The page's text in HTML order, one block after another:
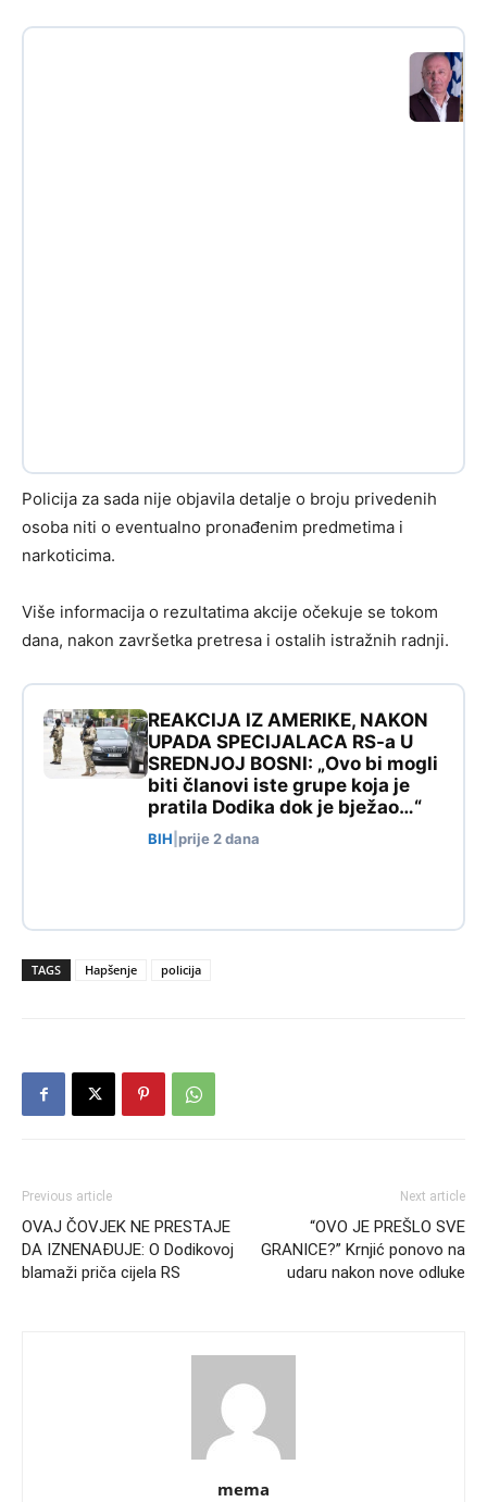
Policija za sada nije objavila detalje o broju privedenih
osoba niti o eventualno pronađenim predmetima i
narkoticima.
Više informacija o rezultatima akcije očekuje se tokom
dana, nakon završetka pretresa i ostalih istražnih radnji.
REAKCIJA IZ AMERIKE, NAKON
UPADA SPECIJALACA RS-a U
SREDNJOJ BOSNI: „Ovo bi mogli
biti članovi iste grupe koja je
pratila Dodika dok je bježao…“
BIH prije 2 dana
TAGS Hapšenje policija
Previous article
OVAJ ČOVJEK NE PRESTAJE
DA IZNENAĐUJE: O Dodikovoj
blamaži priča cijela RS
Next article
“OVO JE PREŠLO SVE
GRANICE?” Krnjić ponovo na
udaru nakon nove odluke
mema